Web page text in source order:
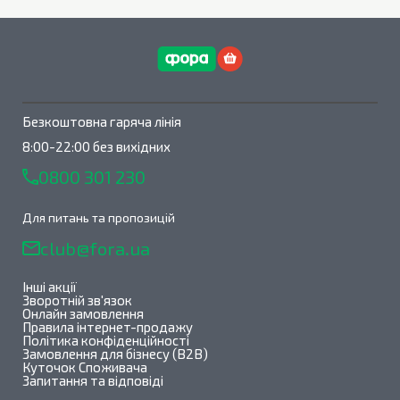
Безкоштовна гаряча лінія
8:00-22:00 без вихідних
0800 301 230
Для питань та пропозицій
club@fora.ua
Інші акції
Зворотній зв'язок
Онлайн замовлення
Правила інтернет-продажу
Політика конфіденційності
Замовлення для бізнесу (B2B)
Куточок Споживача
Запитання та відповіді